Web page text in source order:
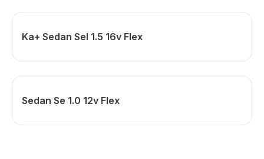
Ka+ Sedan Sel 1.5 16v Flex
Sedan Se 1.0 12v Flex